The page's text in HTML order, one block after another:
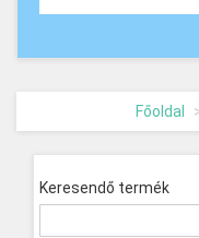
Főoldal
Keresendő termék